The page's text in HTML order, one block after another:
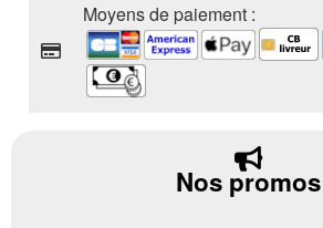
Moyens de paiement :
Nos promos